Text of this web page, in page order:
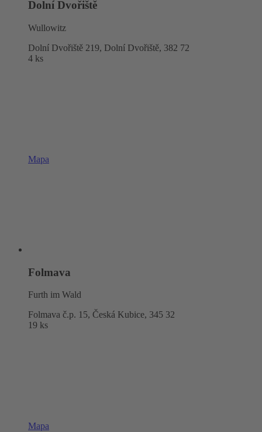
Dolní Dvořiště
Wullowitz
Dolní Dvořiště 219, Dolní Dvořiště, 382 72
4 ks
Mapa
Folmava
Furth im Wald
Folmava č.p. 15, Česká Kubice, 345 32
19 ks
Mapa